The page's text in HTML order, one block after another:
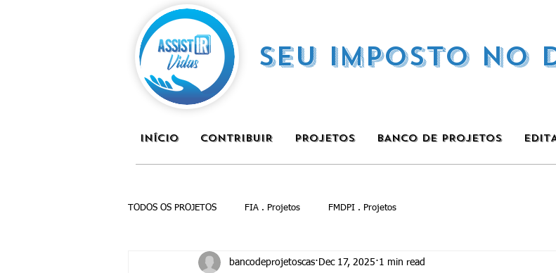
SEU IMPOSTO NO
INÍCIO CONTRIBUIR PROJETOS BANCO DE PROJETOS
TODOS OS PROJETOS FIA . Projetos FMDPI . Projetos
bancodeprojetoscas Dec 17, 2025 1 min read